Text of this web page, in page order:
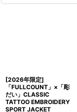
[2026年限定]
「FULLCOUNT」×「彫
だい」CLASSIC
TATTOO EMBROIDERY
SPORT JACKET